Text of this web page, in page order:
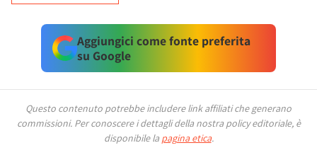
Aggiungici come fonte preferita
su Google
Questo contenuto potrebbe includere link affiliati che generano
commissioni. Per conoscere i dettagli della nostra policy editoriale, è
disponibile la pagina etica.